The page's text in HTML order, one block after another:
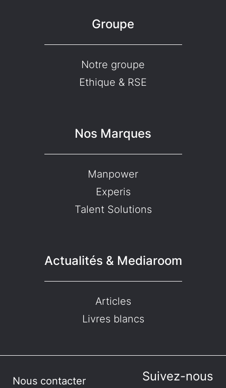
Groupe
Notre groupe
Ethique & RSE
Nos Marques
Manpower
Experis
Talent Solutions
Actualités & Mediaroom
Articles
Livres blancs
Nous contacter
Suivez-nous